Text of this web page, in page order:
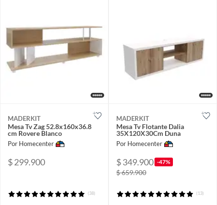
MADERKIT
Mesa Tv Zag 52.8x160x36.8
cm Rovere Blanco
Por Homecenter
$ 299.900
(38)
MADERKIT
Mesa Tv Flotante Dalia
35X120X30Cm Duna
Por Homecenter
$ 349.900 -47%
$ 659.900
(13)